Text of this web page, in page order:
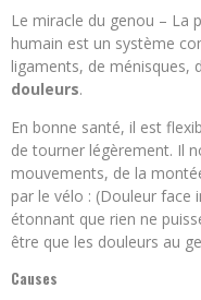
Le miracle du genou – La
humain est un système
ligaments, de ménisques,
douleurs.
En bonne santé, il est
de tourner légèrement. Il
mouvements, de la
par le vélo : (Douleur face
étonnant que rien ne
être que les douleurs au
Causes